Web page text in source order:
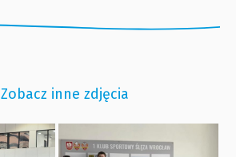
Zobacz inne zdjęcia